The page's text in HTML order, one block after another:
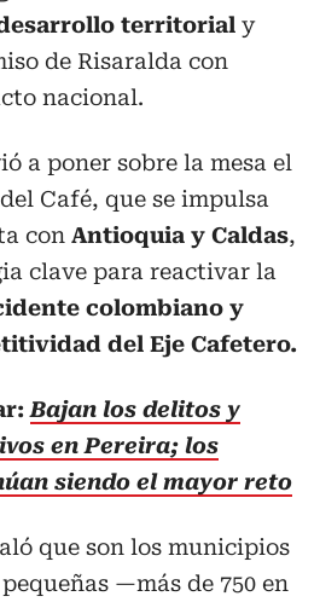
territorial y
de Risaralda con
nacional.
a poner sobre la mesa el
Café, que se impulsa
con Antioquia y Caldas,
clave para reactivar la
colombiano y
del Eje Cafetero.
Bajan los delitos y
en Pereira; los
siendo el mayor reto
que son los municipios
—más de 750 en